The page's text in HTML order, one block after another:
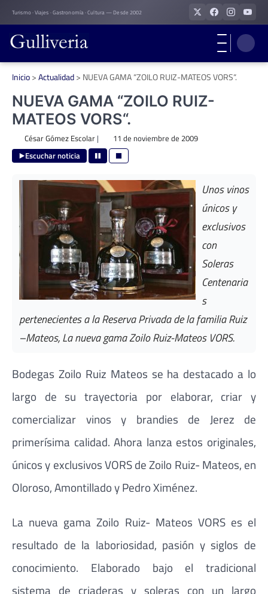
Skip
to
content
Turismo · Viajes · Gastronomía · Cultura — Desde 2002
Inicio>Actualidad> NUEVA GAMA “ZOILO RUIZ-MATEOS VORS“.
NUEVA GAMA “ZOILO RUIZ-
MATEOS VORS“.
César Gómez Escolar| 11 de noviembre de 2009
Escuchar noticia
Unos vinos
únicos y
exclusivos
con
Soleras
Centenaria
s
pertenecientes a la Reserva Privada de la familia Ruiz
–Mateos, La nueva gama Zoilo Ruiz-Mateos VORS.
Bodegas Zoilo Ruiz Mateos se ha destacado a lo
largo de su trayectoria por elaborar, criar y
comercializar vinos y brandies de Jerez de
primerísima calidad. Ahora lanza estos originales,
únicos y exclusivos VORS de Zoilo Ruiz- Mateos, en
Oloroso, Amontillado y Pedro Ximénez.
La nueva gama Zoilo Ruiz- Mateos VORS es el
resultado de la laboriosidad, pasión y siglos de
conocimiento. Elaborado bajo el tradicional
sistema de criaderas y soleras con un largo